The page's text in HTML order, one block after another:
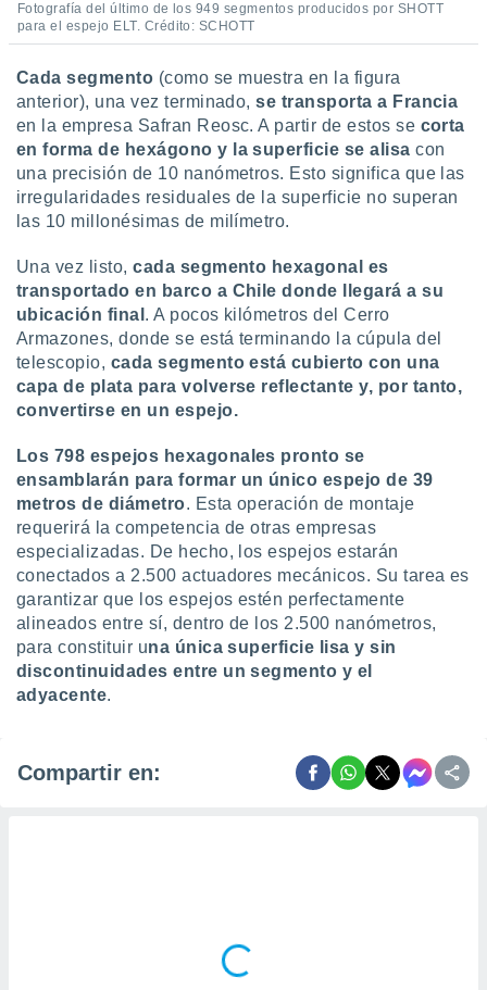
Fotografía del último de los 949 segmentos producidos por SHOTT
para el espejo ELT. Crédito: SCHOTT
Cada segmento (como se muestra en la figura
anterior), una vez terminado,se transporta a Francia
en la empresa Safran Reosc. A partir de estos se corta
en forma de hexágono y la superficie se alisa con
una precisión de 10 nanómetros. Esto significa que las
irregularidades residuales de la superficie no superan
las 10 millonésimas de milímetro.
Una vez listo,cada segmento hexagonal es
transportado en barco a Chile donde llegará a su
ubicación final . A pocos kilómetros del Cerro
Armazones, donde se está terminando la cúpula del
telescopio, cada segmento está cubierto con una
capa de plata para volverse reflectante y, por tanto,
convertirse en un espejo.
Los 798 espejos hexagonales pronto se
ensamblarán para formar un único espejo de 39
metros de diámetro. Esta operación de montaje
requerirá la competencia de otras empresas
especializadas. De hecho, los espejos estarán
conectados a 2.500 actuadores mecánicos. Su tarea es
garantizar que los espejos estén perfectamente
alineados entre sí, dentro de los 2.500 nanómetros,
para constituir una única superficie lisa y sin
discontinuidades entre un segmento y el
adyacente.
Compartir en: